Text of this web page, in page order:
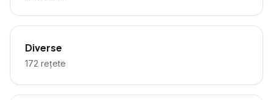
Diverse
172 rețete